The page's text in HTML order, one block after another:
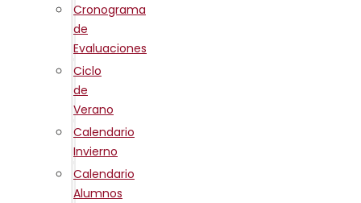
Cronograma
de
Evaluaciones
Ciclo
de
Verano
Calendario
Invierno
Calendario
Alumnos